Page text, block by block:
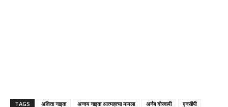
TAGS अक्षिता नाइक अन्वय नाइक आत्महत्या मामला अर्नब गोस्वामी एनसीपी